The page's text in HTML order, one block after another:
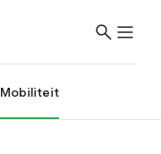
Mobiliteit